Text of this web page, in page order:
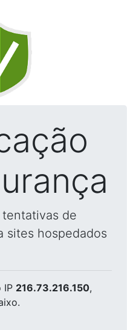
de
sites hospedados
IP 216.73.216.150,